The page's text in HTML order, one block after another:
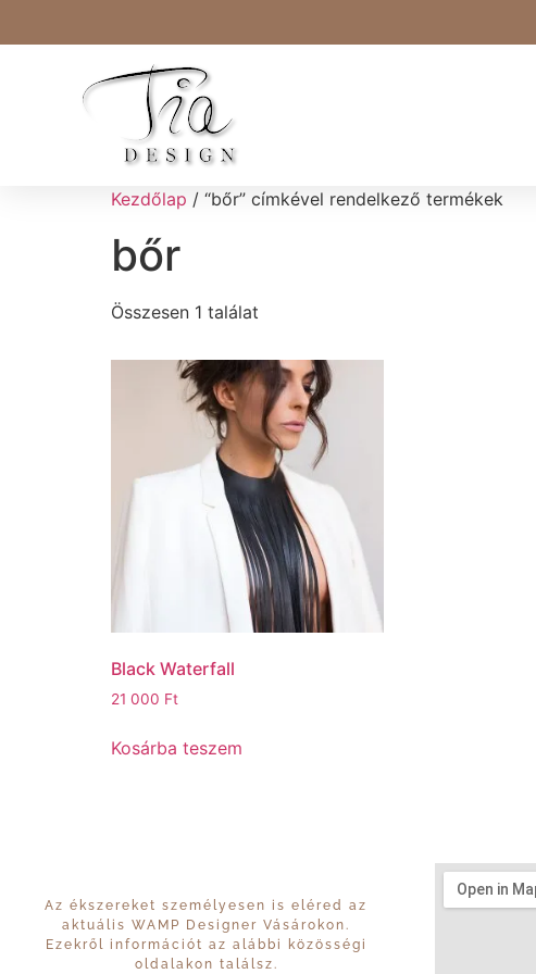
Kezdőlap / “bőr” címkével rendelkező termékek
bőr
Összesen 1 találat
Black Waterfall
21 000 Ft
Kosárba teszem
Az ékszereket személyesen is eléred az
aktuális WAMP Designer Vásárokon.
Ezekről információt az alábbi közösségi
oldalakon találsz.